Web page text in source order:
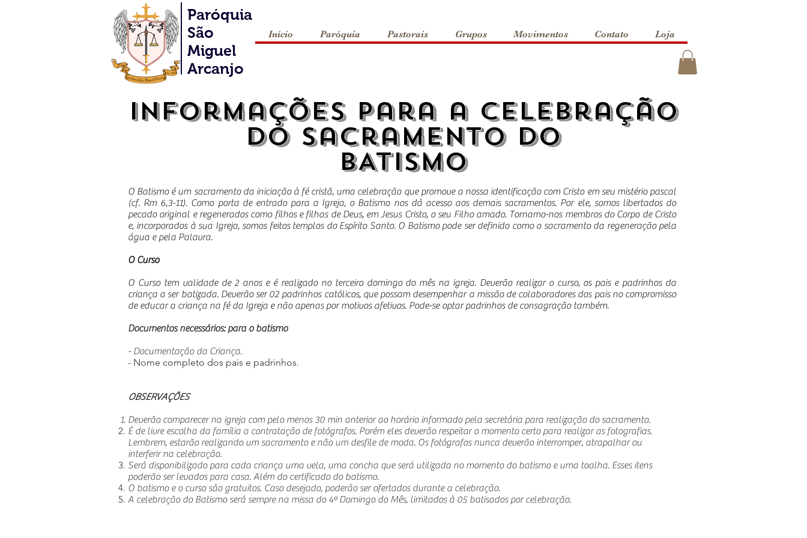
Início Paróquia Pastorais Grupos Movimentos Contato Loja
Paróquia
São
Miguel
Arcanjo
Informações para a Celebração
do Sacramento do
BATISMO
O Batismo é um sacramento da iniciação à fé cristã, uma celebração que promove a nossa identificação com Cristo em seu mistério pascal
(cf. Rm 6,3-11). Como porta de entrado para a Igreja, o Batismo nos dá acesso aos demais sacramentos. Por ele, somos libertados do
pecado original e regenerados como filhos e filhas de Deus, em Jesus Cristo, o seu Filho amado. Tornamo-nos membros do Corpo de Cristo
e, incorporados à sua Igreja, somos feitos templos do Espírito Santo. O Batismo pode ser definido como o sacramento da regeneração pela
água e pela Palavra.
O Curso
O Curso tem validade de 2 anos e é realizado no terceiro domingo do mês na igreja. Deverão realizar o curso, os pais e padrinhos da
criança a ser batizada. Deverão ser 02 padrinhos católicos, que possam desempenhar a missão de colaboradores dos pais no compromisso
de educar a criança na fé da Igreja e não apenas por motivos afetivos. Pode-se optar padrinhos de consagração também.
Documentos necessários: para o batismo
- Documentação da Criança.
- Nome completo dos pais e padrinhos.
OBSERVAÇÕES
Deverão comparecer na igreja com pelo menos 30 min anterior ao horário informado pela secretária para realização do sacramento.
É de livre escolha da família a contratação de fotógrafos. Porém eles deverão respeitar o momento certo para realizar as fotografias.
Lembrem, estarão realizando um sacramento e não um desfile de moda. Os fotógrafos nunca deverão interromper, atrapalhar ou
interferir na celebração.
Será disponibilizado para cada criança uma vela, uma concha que será utilizada no momento do batismo e uma toalha. Esses itens
poderão ser levados para casa. Além do certificado do batismo.
O batismo e o curso são gratuitos. Caso desejado, poderão ser ofertados durante a celebração.
A celebração do Batismo será sempre na missa do 4º Domingo do Mês, limitados à 05 batisados por celebração.